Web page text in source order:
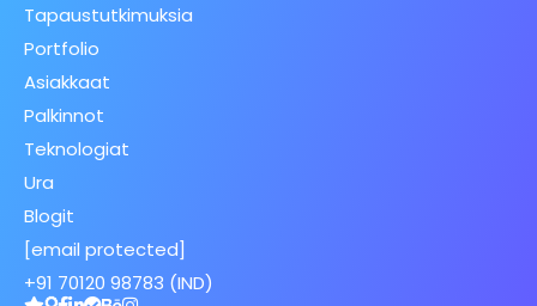
Tapaustutkimuksia
Portfolio
Asiakkaat
Palkinnot
Teknologiat
Ura
Blogit
[email protected]
+91 70120 98783 (IND)